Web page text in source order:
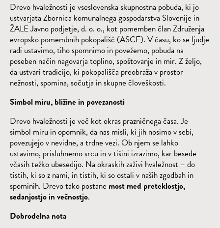
Drevo hvaležnosti je vseslovenska skupnostna pobuda, ki jo
ustvarjata Zbornica komunalnega gospodarstva Slovenije in
ŽALE Javno podjetje, d. o. o., kot pomemben član Združenja
evropsko pomembnih pokopališč (ASCE). V času, ko se ljudje
radi ustavimo, tiho spomnimo in povežemo, pobuda na
poseben način nagovarja toplino, spoštovanje in mir. Z željo,
da ustvari tradicijo, ki pokopališča preobraža v prostor
nežnosti, spomina, sočutja in skupne človeškosti.
Simbol miru, bližine in povezanosti
Drevo hvaležnosti je več kot okras prazničnega časa. Je
simbol miru in opomnik, da nas misli, ki jih nosimo v sebi,
povezujejo v nevidne, a trdne vezi. Ob njem se lahko
ustavimo, prisluhnemo srcu in v tišini izrazimo, kar besede
včasih težko ubesedijo. Na okraskih zaživi hvaležnost – do
tistih, ki so z nami, in tistih, ki so ostali v naših zgodbah in
spominih. Drevo tako postane most med preteklostjo,
sedanjostjo in večnostjo.
Dobrodelna nota